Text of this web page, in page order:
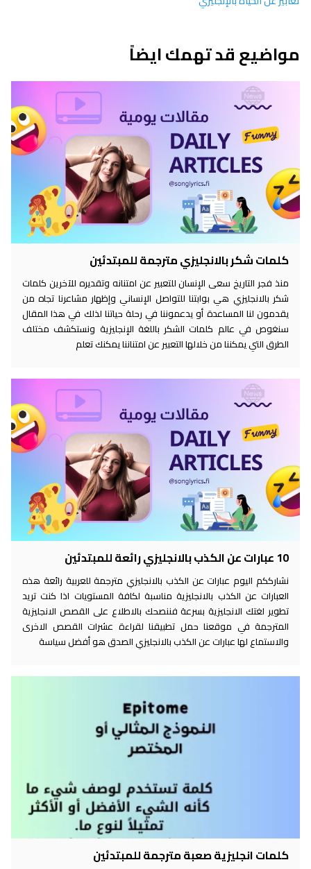
مواضيع قد تهمك ايضاً
كلمات شكر بالانجليزي مترجمة للمبتدئين
منذ فجر التاريخ سعى الإنسان للتعبير عن امتنانه وتقديره للآخرين كلمات
شكر بالانجليزي هي بوابتنا للتواصل الإنساني وإظهار مشاعرنا تجاه من
يقدمون لنا المساعدة أو يدعموننا في رحلة حياتنا لذلك في هذا المقال
سنغوص في عالم كلمات الشكر باللغة الإنجليزية ونستكشف مختلف
الطرق التي يمكننا من خلالها التعبير عن امتناننا يمكنك تعلم
10 عبارات عن الكذب بالانجليزي رائعة للمبتدئين
نشارككم اليوم عبارات عن الكذب بالانجليزي مترجمة للعربية رائعة هذه
العبارات عن الكذب بالانجليزية مناسبة لكافة المستويات اذا كنت تريد
تطوير لغتك الانجليزية بسرعة فننصحك بالاطلاع على القصص الانجليزية
المترجمة في موقعنا حمل تطبيقنا لقراءة عشرات القصص الاخرى
والاستماع لها عبارات عن الكذب بالانجليزي الصدق هو أفضل سياسة
كلمات انجليزية صعبة مترجمة للمبتدئين